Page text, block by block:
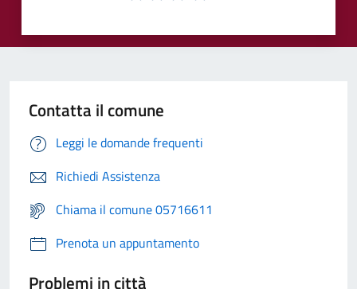
Contatta il comune
Leggi le domande frequenti
Richiedi Assistenza
Chiama il comune 05716611
Prenota un appuntamento
Problemi in città